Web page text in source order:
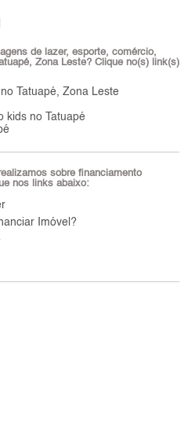
de lazer, esporte, comércio,
Zona Leste? Clique no(s) link(s)
Tatuapé, Zona Leste
kids no Tatuapé
sobre financiamento
nos links abaixo:
Imóvel?